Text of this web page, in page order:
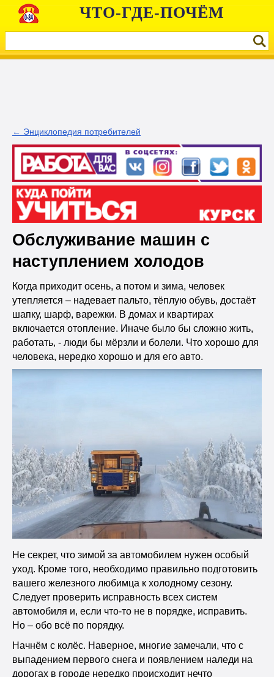
ЧТО-ГДЕ-ПОЧЁМ
← Энциклопедия потребителей
Обслуживание машин с
наступлением холодов
Когда приходит осень, а потом и зима, человек
утепляется – надевает пальто, тёплую обувь, достаёт
шапку, шарф, варежки. В домах и квартирах
включается отопление. Иначе было бы сложно жить,
работать, - люди бы мёрзли и болели. Что хорошо для
человека, нередко хорошо и для его авто.
Не секрет, что зимой за автомобилем нужен особый
уход. Кроме того, необходимо правильно подготовить
вашего железного любимца к холодному сезону.
Следует проверить исправность всех систем
автомобиля и, если что-то не в порядке, исправить.
Но – обо всё по порядку.
Начнём с колёс. Наверное, многие замечали, что с
выпадением первого снега и появлением наледи на
дорогах в городе нередко происходит нечто